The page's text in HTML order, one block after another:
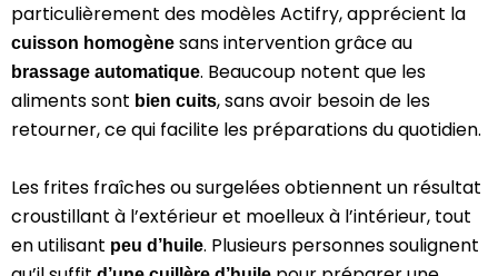
particulièrement des modèles Actifry, apprécient la
cuisson homogène sans intervention grâce au
brassage automatique. Beaucoup notent que les
aliments sont bien cuits, sans avoir besoin de les
retourner, ce qui facilite les préparations du quotidien.
Les frites fraîches ou surgelées obtiennent un résultat
croustillant à l’extérieur et moelleux à l’intérieur, tout
en utilisant peu d’huile. Plusieurs personnes soulignent